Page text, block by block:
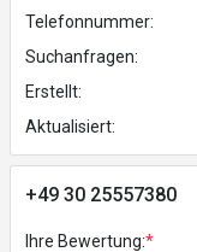
Telefonnummer:
Suchanfragen:
Erstellt:
Aktualisiert:
+49 30 25557380
Ihre Bewertung:*